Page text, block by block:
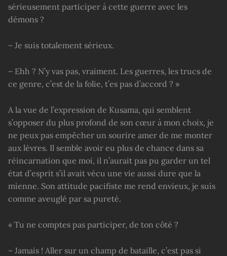
sérieusement participer à cette guerre avec les
démons ?
– Je suis totalement sérieux.
– Ehh ? N’y vas pas, vraiment. Les guerres, les trucs de
ce genre, c’est de la folie, t’es pas d’accord ? »
A la vue de l’expression de Kusama, qui semblent
s’opposer du plus profond de son cœur à mon choix, je
ne peux pas empêcher un sourire amer de me monter
aux lèvres. Il semble avoir eu plus de chance dans sa
réincarnation que moi, il n’aurait pas pu garder un tel
état d’esprit s’il avait vécu une vie aussi dure que la
mienne. Son attitude pacifiste me rend envieux, je suis
comme aveuglé par sa pureté.
« Tu ne comptes pas participer, de ton côté ?
– Jamais ! Aller sur un champ de bataille, c’est pas si